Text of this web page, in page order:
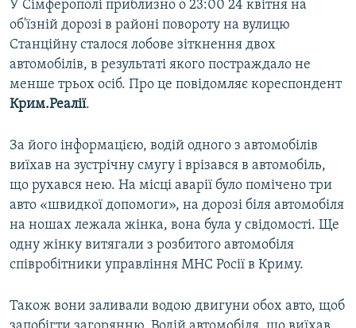
Усі сайти RFE/RL
У Сімферополі приблизно о 23:00 24 квітня на
об'їзній дорозі в районі повороту на вулицю
Станційну сталося лобове зіткнення двох
автомобілів, в результаті якого постраждало не
менше трьох осіб. Про це повідомляє кореспондент
Крим.Реалії.
За його інформацією, водій одного з автомобілів
виїхав на зустрічну смугу і врізався в автомобіль,
що рухався нею. На місці аварії було помічено три
авто «швидкої допомоги», на дорозі біля автомобіля
на ношах лежала жінка, вона була у свідомості. Ще
одну жінку витягали з розбитого автомобіля
співробітники управління МНС Росії в Криму.
Також вони заливали водою двигуни обох авто, щоб